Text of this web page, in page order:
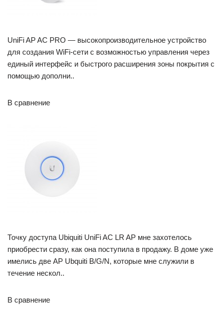
UniFi AP AC PRO — высокопроизводительное устройство
для создания WiFi-сети с возможностью управления через
единый интерфейс и быстрого расширения зоны покрытия с
помощью дополни..
В сравнение
Точку доступа Ubiquiti UniFi AC LR AP мне захотелось
приобрести сразу, как она поступила в продажу. В доме уже
имелись две AP Ubquiti B/G/N, которые мне служили в
течение нескол..
В сравнение